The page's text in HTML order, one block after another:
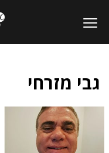
גבי מזרחי